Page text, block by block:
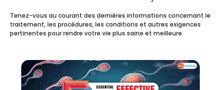
Tenez-vous au courant des dernières informations concernant le
traitement, les procédures, les conditions et autres exigences
pertinentes pour rendre votre vie plus saine et meilleure.